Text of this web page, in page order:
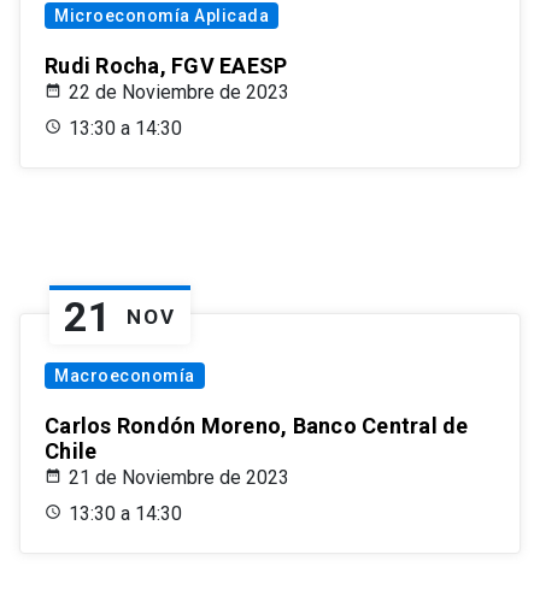
Microeconomía Aplicada
Rudi Rocha, FGV EAESP
22 de Noviembre de 2023
13:30 a 14:30
21 NOV
Macroeconomía
Carlos Rondón Moreno, Banco Central de
Chile
21 de Noviembre de 2023
13:30 a 14:30